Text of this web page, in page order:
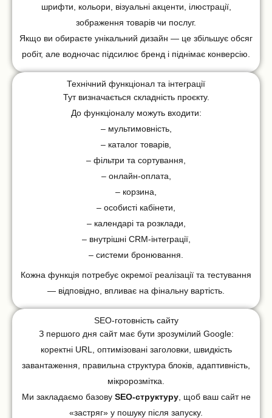
шрифти, кольори, візуальні акценти, ілюстрації,
зображення товарів чи послуг.
Якщо ви обираєте унікальний дизайн — це збільшує обсяг
робіт, але водночас підсилює бренд і піднімає конверсію.
Технічний функціонал та інтеграції
Тут визначається складність проєкту.
До функціоналу можуть входити:
– мультимовність,
– каталог товарів,
– фільтри та сортування,
– онлайн-оплата,
– корзина,
– особисті кабінети,
– календарі та розклади,
– внутрішні CRM-інтеграції,
– системи бронювання.
Кожна функція потребує окремої реалізації та тестування
— відповідно, впливає на фінальну вартість.
SEO-готовність сайту
З першого дня сайт має бути зрозумілий Google:
коректні URL, оптимізовані заголовки, швидкість
завантаження, правильна структура блоків, адаптивність,
мікророзмітка.
Ми закладаємо базову SEO-структуру, щоб ваш сайт не
«застряг» у пошуку після запуску.